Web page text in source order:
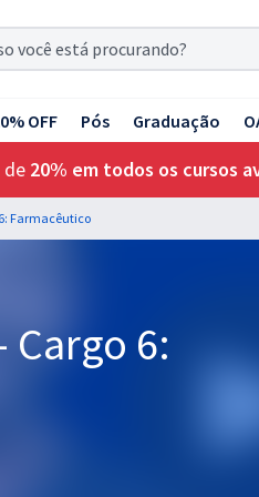
OFF Pós Graduação
de 20% em todos os cursos
Farmacêutico
Cargo 6: